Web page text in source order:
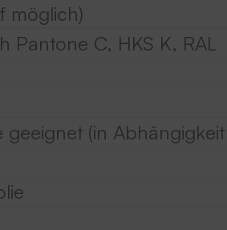
möglich)
Pantone C, HKS K, RAL
geeignet (in